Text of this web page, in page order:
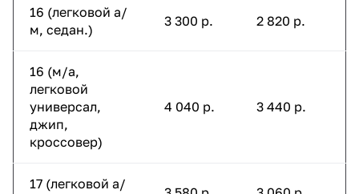
16 (легковой а/
м, седан.)
3 300 р. 2 820 р.
16 (м/а,
легковой
универсал,
джип,
кроссовер)
4 040 р. 3 440 р.
17 (легковой а/